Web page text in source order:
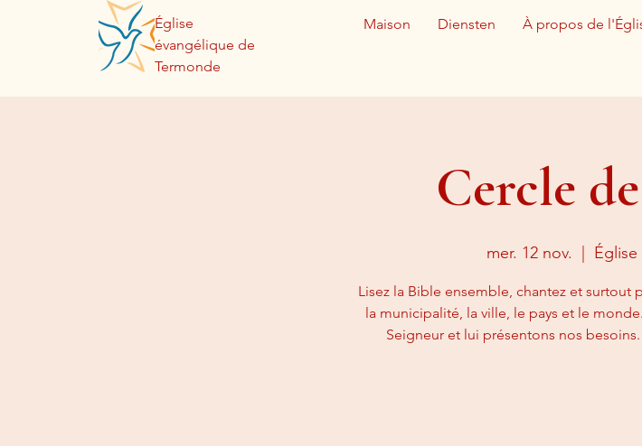
Église
évangélique de
Termonde
Maison Diensten À propos de
Cercle
mer. 12 nov.
Lisez la Bible ensemble, chantez et surtout
la municipalité, la ville, le pays et le
Seigneur et lui présentons nos